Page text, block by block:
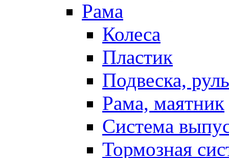
Рама
Колеса
Пластик
Подвеска, руль
Рама, маятник
Система
Тормозная